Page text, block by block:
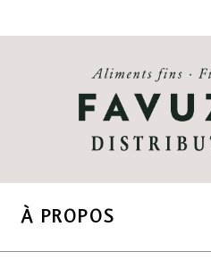
À PROPOS